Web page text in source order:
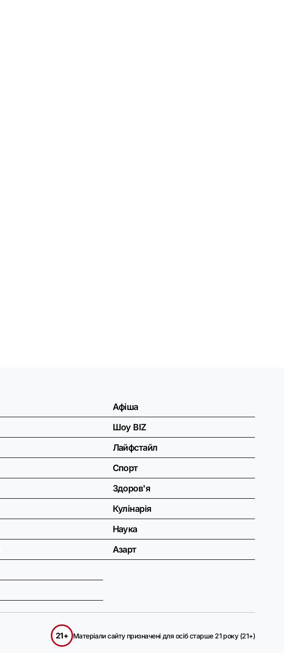
Афіша
Шоу BIZ
Лайфстайл
Спорт
Здоров'я
Кулінарія
Наука
Азарт
21+ Матеріали сайту призначені для осіб старше 21 року (21+)